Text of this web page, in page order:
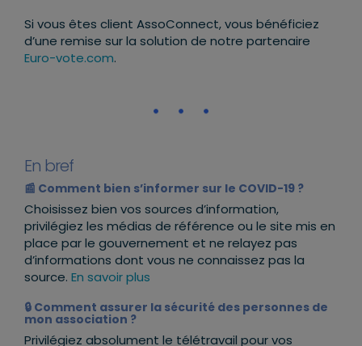
Si vous êtes client AssoConnect, vous bénéficiez
d’une remise sur la solution de notre partenaire
Euro-vote.com.
En bref
📰 Comment bien s’informer sur le COVID-19 ?
Choisissez bien vos sources d’information,
privilégiez les médias de référence ou le site mis en
place par le gouvernement et ne relayez pas
d’informations dont vous ne connaissez pas la
source. En savoir plus
🔒 Comment assurer la sécurité des personnes de
mon association ?
Privilégiez absolument le télétravail pour vos